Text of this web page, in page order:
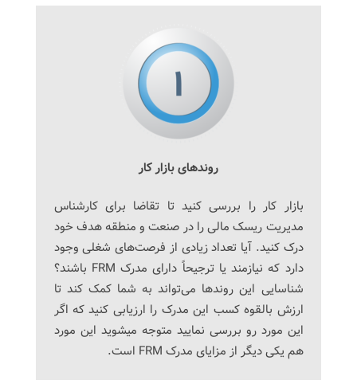
روندهای بازار کار
بازار کار را بررسی کنید تا تقاضا برای کارشناس
مدیریت ریسک مالی را در صنعت و منطقه هدف خود
درک کنید. آیا تعداد زیادی از فرصت‌های شغلی وجود
دارد که نیازمند یا ترجیحاً دارای مدرک FRM باشند؟
شناسایی این روندها می‌تواند به شما کمک کند تا
ارزش بالقوه کسب این مدرک را ارزیابی کنید که اگر
این مورد رو بررسی نمایید متوجه میشوید این مورد
هم یکی دیگر از مزایای مدرک FRM است.